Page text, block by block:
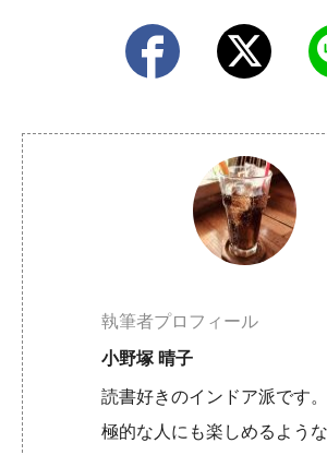
執筆者プロフィール
小野塚 晴子
読書好きのインドア派です
極的な人にも楽しめるよう